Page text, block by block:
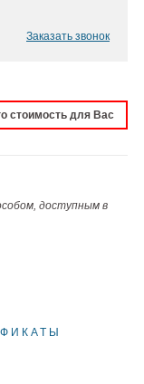
Заказать звонок
стоимость для Вас
доступным в